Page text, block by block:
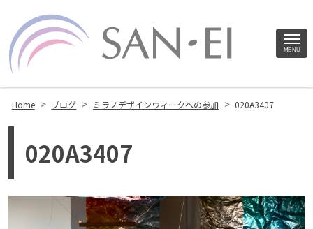
MENU
Home > ブログ > ミラノデザインウィークへの参加 > 020A3407
020A3407
Site
Footer